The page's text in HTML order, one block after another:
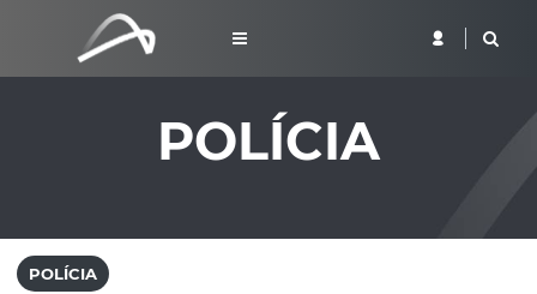
POLÍCIA
POLÍCIA